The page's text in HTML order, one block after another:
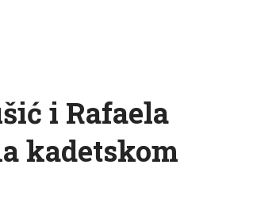
i Rafaela
kadetskom